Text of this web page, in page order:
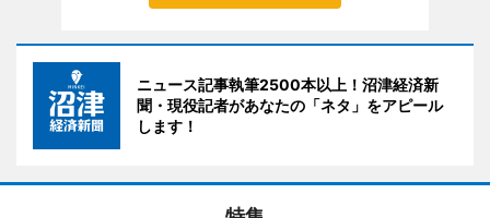
ニュース記事執筆2500本以上！沼津経済新
聞・現役記者があなたの「ネタ」をアピール
します！